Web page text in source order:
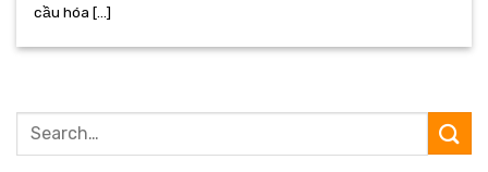
cầu hóa [...]